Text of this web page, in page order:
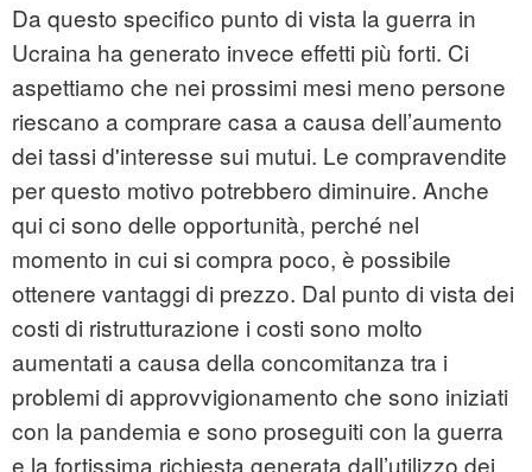
Da questo specifico punto di vista la guerra in
Ucraina ha generato invece effetti più forti. Ci
aspettiamo che nei prossimi mesi meno persone
riescano a comprare casa a causa dell’aumento
dei tassi d'interesse sui mutui. Le compravendite
per questo motivo potrebbero diminuire. Anche
qui ci sono delle opportunità, perché nel
momento in cui si compra poco, è possibile
ottenere vantaggi di prezzo. Dal punto di vista dei
costi di ristrutturazione i costi sono molto
aumentati a causa della concomitanza tra i
problemi di approvvigionamento che sono iniziati
con la pandemia e sono proseguiti con la guerra
e la fortissima richiesta generata dall’utilizzo dei